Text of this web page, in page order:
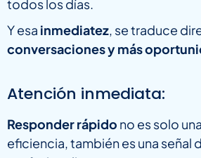
todos los días.
Y esa inmediatez, se traduce
conversaciones y más
Atención inmediata:
Responder rápido no es solo
eficiencia, también es una señal